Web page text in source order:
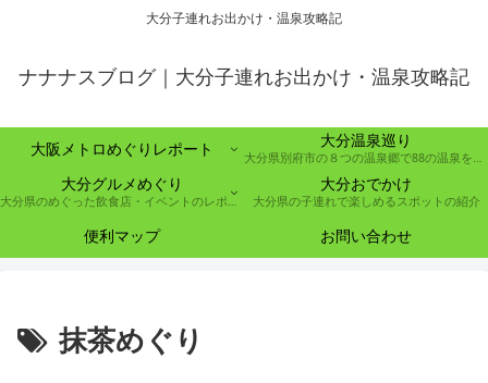
大分子連れお出かけ・温泉攻略記
ナナナスブログ｜大分子連れお出かけ・温泉攻略記
大阪メトロめぐりレポート 大分温泉巡り
大分県別府市の８つの温泉郷で88の温泉を巡る取り組み
大分グルメめぐり
大分県のめぐった飲食店・イベントのレポート
大分おでかけ
大分県の子連れで楽しめるスポットの紹介
便利マップ お問い合わせ
抹茶めぐり